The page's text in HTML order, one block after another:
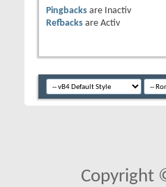
Pingbacks are
Inactiv
Refbacks are Activ
Copyright